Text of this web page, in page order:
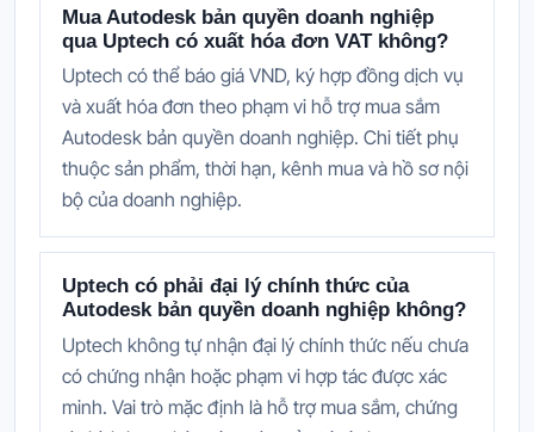
Mua Autodesk bản quyền doanh nghiệp
qua Uptech có xuất hóa đơn VAT không?
Uptech có thể báo giá VND, ký hợp đồng dịch vụ
và xuất hóa đơn theo phạm vi hỗ trợ mua sắm
Autodesk bản quyền doanh nghiệp. Chi tiết phụ
thuộc sản phẩm, thời hạn, kênh mua và hồ sơ nội
bộ của doanh nghiệp.
Uptech có phải đại lý chính thức của
Autodesk bản quyền doanh nghiệp không?
Uptech không tự nhận đại lý chính thức nếu chưa
có chứng nhận hoặc phạm vi hợp tác được xác
minh. Vai trò mặc định là hỗ trợ mua sắm, chứng